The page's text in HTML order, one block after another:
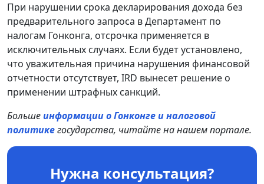
При нарушении срока декларирования дохода без
предварительного запроса в Департамент по
налогам Гонконга, отсрочка применяется в
исключительных случаях. Если будет установлено,
что уважительная причина нарушения финансовой
отчетности отсутствует, IRD вынесет решение о
применении штрафных санкций.
Большеинформации о Гонконге и налоговой
политикегосударства, читайте на нашем портале.
Нужна консультация?